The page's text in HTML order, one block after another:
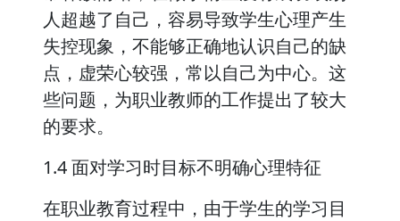
人超越了自己，容易导致学生心理产生
失控现象，不能够正确地认识自己的缺
点，虚荣心较强，常以自己为中心。这
些问题，为职业教师的工作提出了较大
的要求。
1.4 面对学习时目标不明确心理特征
在职业教育过程中，由于学生的学习目